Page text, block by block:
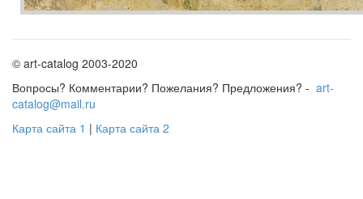
© art-catalog 2003-2020
Вопросы? Комментарии? Пожелания? Предложения? - art-
catalog@mail.ru
Карта сайта 1 | Карта сайта 2